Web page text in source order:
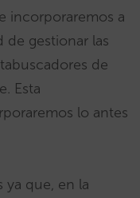
incorporaremos a
de gestionar las
de
Esta
lo antes
ya que, en la